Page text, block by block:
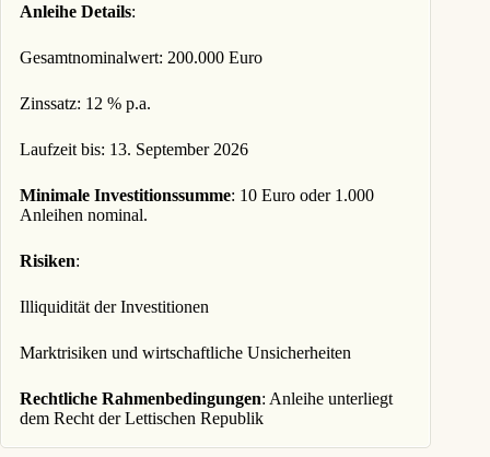
Anleihe Details:
Gesamtnominalwert: 200.000 Euro
Zinssatz: 12 % p.a.
Laufzeit bis: 13. September 2026
Minimale Investitionssumme: 10 Euro oder 1.000
Anleihen nominal.
Risiken:
Illiquidität der Investitionen
Marktrisiken und wirtschaftliche Unsicherheiten
Rechtliche Rahmenbedingungen: Anleihe unterliegt
dem Recht der Lettischen Republik